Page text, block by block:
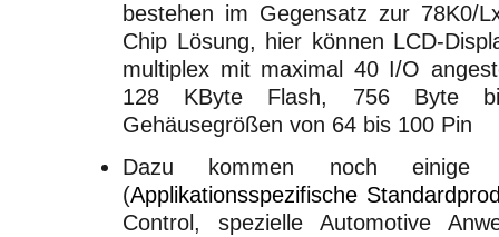
bestehen im Gegensatz zur 78K0/
Chip Lösung, hier können LCD-
multiplex mit maximal 40 I/O
128 KByte Flash, 756 Byte
Gehäusegrößen von 64 bis 100 Pin
Dazu kommen noch einige
(Applikationsspezifische
Control, spezielle Automotive